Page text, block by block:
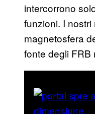
intercorrono
funzioni. I
magnetosfera
fonte degli FRB